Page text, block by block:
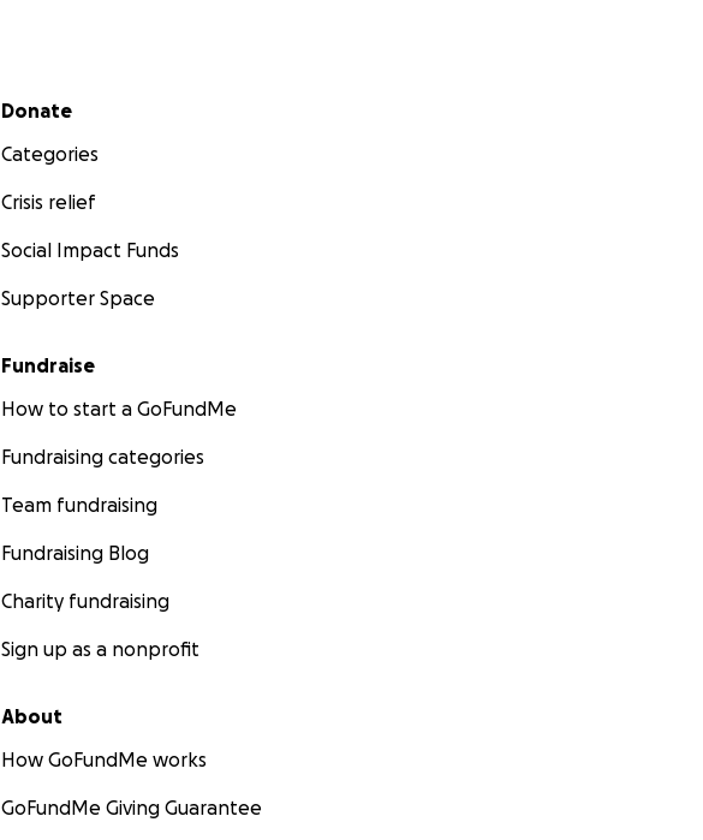
Secondary menu
Donate
Categories
Crisis relief
Social Impact Funds
Supporter Space
Fundraise
How to start a GoFundMe
Fundraising categories
Team fundraising
Fundraising Blog
Charity fundraising
Sign up as a nonprofit
About
How GoFundMe works
GoFundMe Giving Guarantee